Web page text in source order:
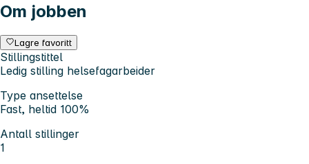
Om jobben
Lagre favoritt
Stillingstittel
Ledig stilling helsefagarbeider
Type ansettelse
Fast, heltid 100%
Antall stillinger
1